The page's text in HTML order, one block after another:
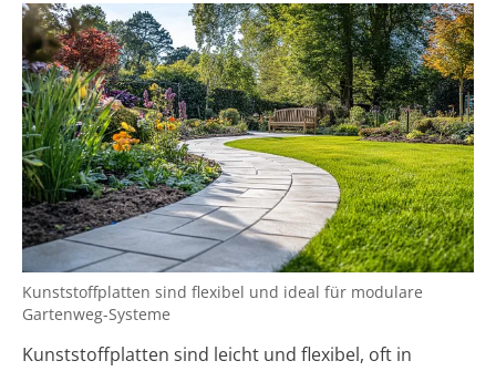
Kunststoffplatten sind flexibel und ideal für modulare
Gartenweg-Systeme
Kunststoffplatten sind leicht und flexibel, oft in